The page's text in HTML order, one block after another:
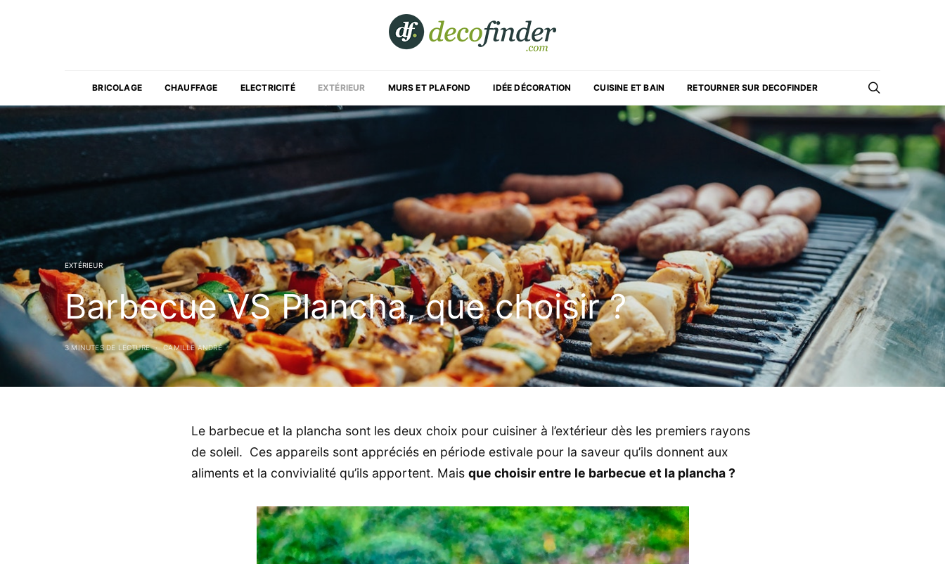
BRICOLAGE CHAUFFAGE ELECTRICITÉ EXTÉRIEUR MURS ET PLAFOND IDÉE DÉCORATION CUISINE ET BAIN RETOURNER SUR DECOFINDER
EXTÉRIEUR
Barbecue VS Plancha, que choisir ?
3 MINUTES DE LECTURE CAMILLE ANDRÉ
Le barbecue et la plancha sont les deux choix pour cuisiner à l’extérieur dès les premiers rayons
de soleil. Ces appareils sont appréciés en période estivale pour la saveur qu’ils donnent aux
aliments et la convivialité qu’ils apportent. Mais que choisir entre le barbecue et la plancha ?